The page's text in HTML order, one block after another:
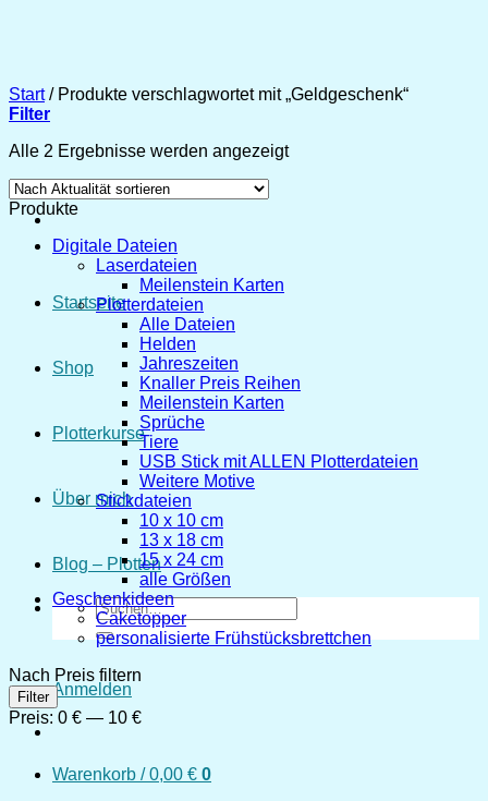
Startseite
Shop
Plotterkurse
Über mich
Blog – Plotten
Suchen
nach:
Anmelden
Warenkorb /0,00 € 0
Start /Produkte verschlagwortet mit „Geldgeschenk“
Filter
Alle 2 Ergebnisse werden angezeigtNach
Produkte
Digitale Dateien
Laserdateien
Meilenstein Karten
Plotterdateien
Alle Dateien
Helden
Jahreszeiten
Knaller Preis Reihen
Meilenstein Karten
Sprüche
Tiere
USB Stick mit ALLEN Plotterdateien
Weitere Motive
Stickdateien
10 x 10 cm
13 x 18 cm
15 x 24 cm
alle Größen
Geschenkideen
Caketopper
personalisierte Frühstücksbrettchen
Nach Preis filtern
Min.
Preis
Max.
Preis
Filter
Preis: 0 € — 10 €